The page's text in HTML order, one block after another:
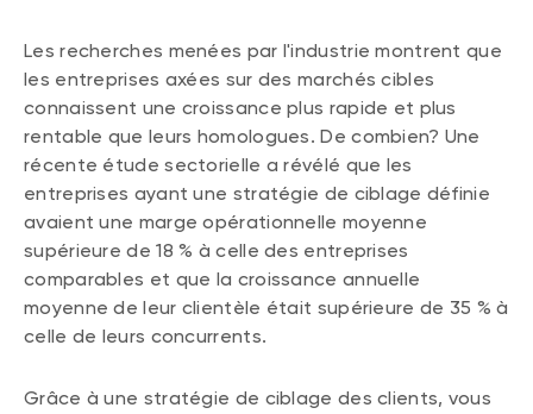
Les recherches menées par l'industrie montrent que
les entreprises axées sur des marchés cibles
connaissent une croissance plus rapide et plus
rentable que leurs homologues. De combien? Une
récente étude sectorielle a révélé que les
entreprises ayant une stratégie de ciblage définie
avaient une marge opérationnelle moyenne
supérieure de 18 % à celle des entreprises
comparables et que la croissance annuelle
moyenne de leur clientèle était supérieure de 35 % à
celle de leurs concurrents.
Grâce à une stratégie de ciblage des clients, vous